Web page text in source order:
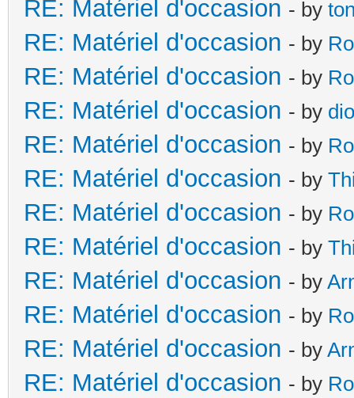
RE: Matériel d'occasion - by
RE: Matériel d'occasion - by
RE: Matériel d'occasion - by
RE: Matériel d'occasion - by
RE: Matériel d'occasion - by
RE: Matériel d'occasion - by
RE: Matériel d'occasion - by
RE: Matériel d'occasion - by
RE: Matériel d'occasion - by
RE: Matériel d'occasion - by
RE: Matériel d'occasion - by
RE: Matériel d'occasion - by